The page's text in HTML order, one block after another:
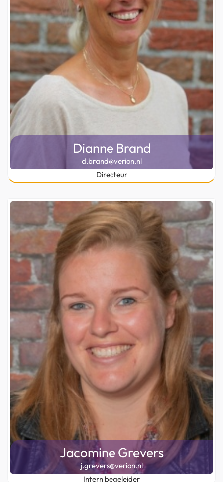
Dianne Brand
d.brand@verion.nl
Directeur
Jacomine Grevers
j.grevers@verion.nl
Intern begeleider